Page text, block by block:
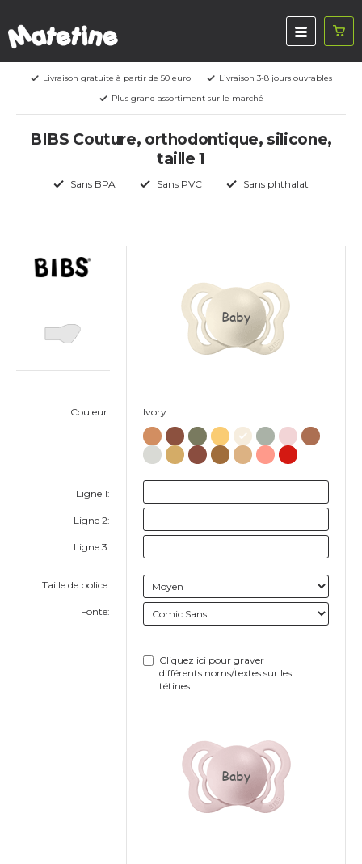
Livraison gratuite à partir de 50 euro
Livraison 3-8 jours ouvrables
Plus grand assortiment sur le marché
BIBS Couture, orthodontique, silicone,
taille 1
Sans BPA Sans PVC Sans phthalat
Couleur:
Ligne 1:
Ligne 2:
Ligne 3:
Taille de police:
Fonte:
Baby
Ivory
Cliquez ici pour graver
différents noms/textes sur les
tétines
Baby